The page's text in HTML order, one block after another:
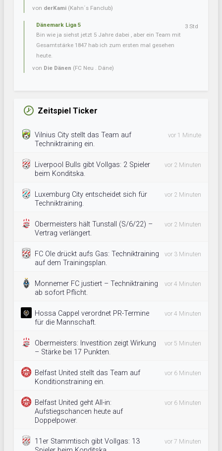
von derKami (Kahn´s Fanclub)
Dänemark Liga 5
Bin wie ja siehst jetzt 5 Jahre dabei , aber ein Team mit
Gesamtstärke 1847 hab ich zum ersten mal gesehen
heute.
von Die Dänen (FC Neu . Däne)
3 Std
Zeitspiel Ticker
Vilnius City stellt das Team auf
Techniktraining ein.
vor 1 Minute
Liverpool Bulls gibt Vollgas: 2 Spieler
beim Konditska.
vor 2 Minuten
Luxemburg City entscheidet sich für
Techniktraining.
vor 2 Minuten
Obermeisters hält Tunstall (S/6/22) –
Vertrag verlängert.
vor 2 Minuten
FC Ole drückt aufs Gas: Techniktraining
auf dem Trainingsplan.
vor 3 Minuten
Monnemer FC justiert – Techniktraining
ab sofort Pflicht.
vor 4 Minuten
Hossa Cappel verordnet PR-Termine
für die Mannschaft.
vor 4 Minuten
Obermeisters: Investition zeigt Wirkung
– Stärke bei 17 Punkten.
vor 5 Minuten
Belfast United stellt das Team auf
Konditionstraining ein.
vor 6 Minuten
Belfast United geht All-in:
Aufstiegschancen heute auf
Doppelpower.
vor 6 Minuten
11er Stammtisch gibt Vollgas: 13
vor 7 Minuten